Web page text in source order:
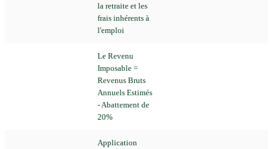
la retraite et les
frais inhérents à
l'emploi
Le Revenu
Imposable =
Revenus Bruts
Annuels Estimés
- Abattement de
20%
Application